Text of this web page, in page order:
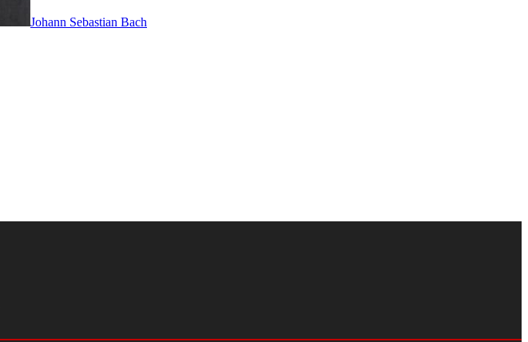
Johann Sebastian Bach